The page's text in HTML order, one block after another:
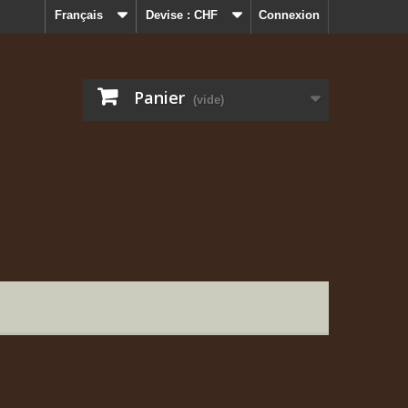
Connexion
Devise : CHF
Français
Panier (vide)